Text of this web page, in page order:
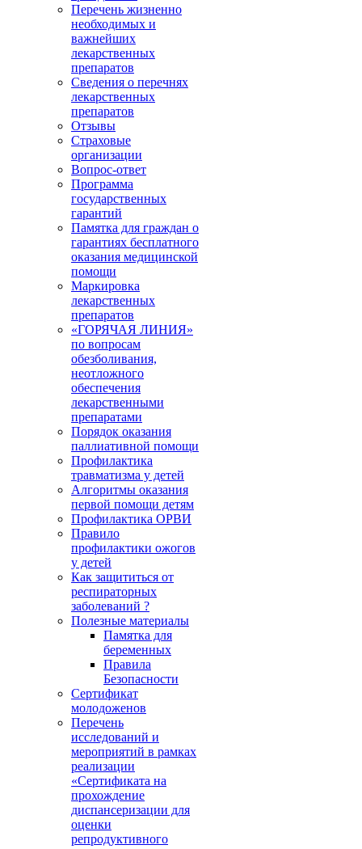
Перечень жизненно
необходимых и
важнейших
лекарственных
препаратов
Сведения о перечнях
лекарственных
препаратов
Отзывы
Страховые
организации
Вопрос-ответ
Программа
государственных
гарантий
Памятка для граждан о
гарантиях бесплатного
оказания медицинской
помощи
Маркировка
лекарственных
препаратов
«ГОРЯЧАЯ ЛИНИЯ»
по вопросам
обезболивания,
неотложного
обеспечения
лекарственными
препаратами
Порядок оказания
паллиативной помощи
Профилактика
травматизма у детей
Алгоритмы оказания
первой помощи детям
Профилактика ОРВИ
Правило
профилактики ожогов
у детей
Как защититься от
респираторных
заболеваний ?
Полезные материалы
Памятка для
беременных
Правила
Безопасности
Сертификат
молодоженов
Перечень
исследований и
мероприятий в рамках
реализации
«Сертификата на
прохождение
диспансеризации для
оценки
репродуктивного